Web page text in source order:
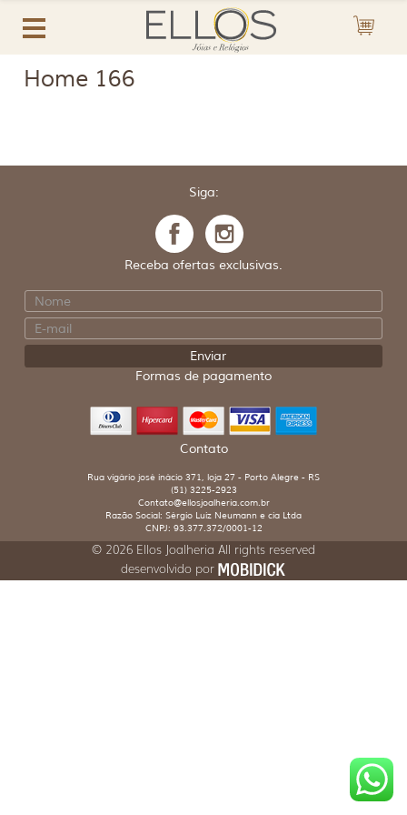
Home 166
© 2026 Ellos Joalheria All rights reserved
desenvolvido por
Siga:
Receba ofertas exclusivas.
Formas de pagamento
Contato
Rua vigário josé inácio 371, loja 27 - Porto Alegre - RS
(51) 3225-2923
Contato@ellosjoalheria.com.br
Razão Social: Sérgio Luiz Neumann e cia Ltda
CNPJ: 93.377.372/0001-12